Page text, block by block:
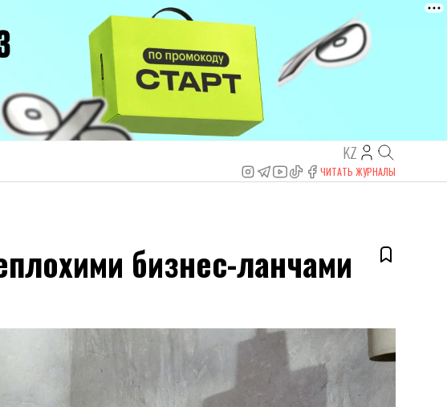
KZ
ЧИТАТЬ ЖУРНАЛЫ
бизнес-ланчами